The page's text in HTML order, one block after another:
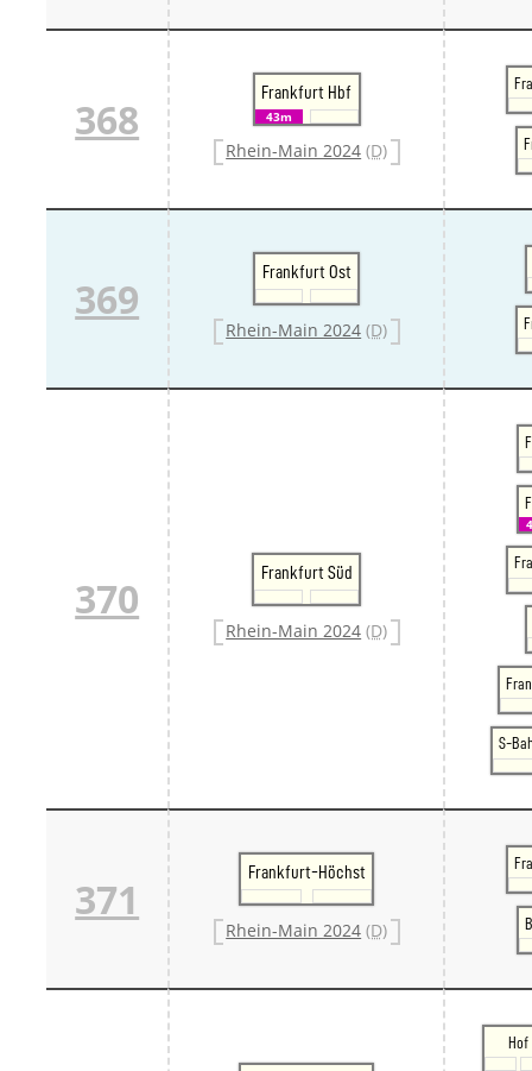
368
Frankfurt Hbf
43m
Rhein-Main 2024 (D)
369
Frankfurt Ost
Rhein-Main 2024 (D)
370
Frankfurt Süd
Rhein-Main 2024 (D)
S-
371
Frankfurt-Höchst
Rhein-Main 2024 (D)
Hof